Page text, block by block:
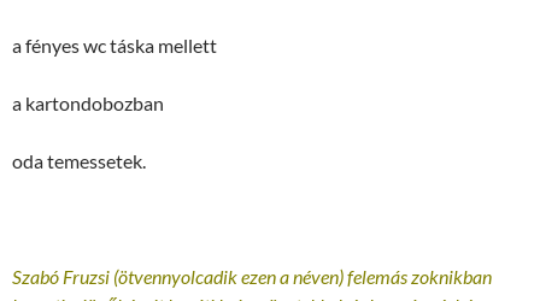
a fényes wc táska mellett
a kartondobozban
oda temessetek.
Szabó Fruzsi (ötvennyolcadik ezen a néven) felemás zoknikban